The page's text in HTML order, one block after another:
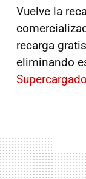
Vuelve la
recarga
eliminando